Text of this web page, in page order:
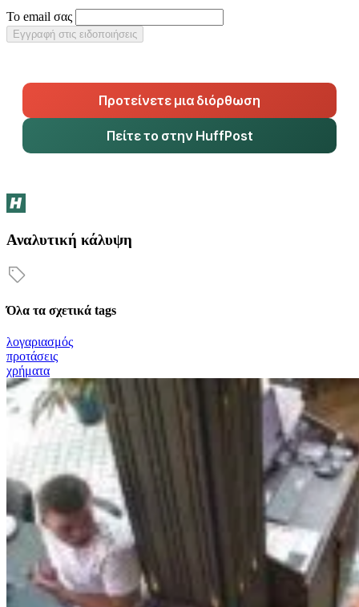
Το email σας
Εγγραφή στις ειδοποιήσεις
Προτείνετε μια διόρθωση
Πείτε το στην HuffPost
Αναλυτική κάλυψη
Όλα τα σχετικά tags
λογαριασμός
προτάσεις
χρήματα